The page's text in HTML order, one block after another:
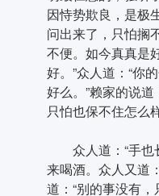
因恃势欺良，是极
问出来了，只怕搁
不便。如今真真是
好。”众人道：“你
好么。”赖家的说
只怕也保不住怎么
众人道：“手也
来喝酒。众人又道
道：“别的事没有